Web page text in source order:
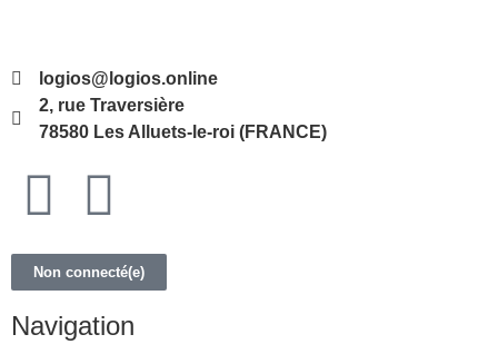
logios@logios.online
2, rue Traversière
78580 Les Alluets-le-roi (FRANCE)
Non connecté(e)
Navigation